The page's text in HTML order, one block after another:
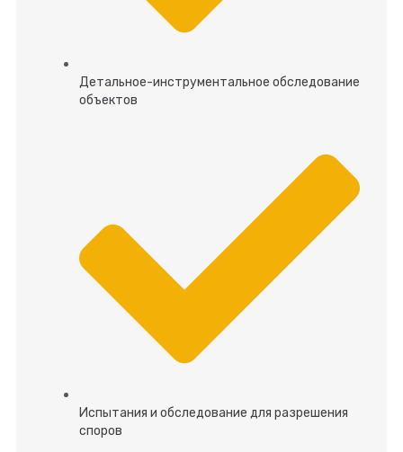
Детальное-инструментальное обследование
объектов
Испытания и обследование для разрешения
споров